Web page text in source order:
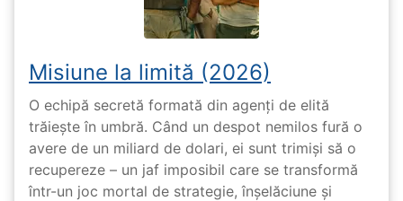
Misiune la limită (2026)
O echipă secretă formată din agenți de elită
trăiește în umbră. Când un despot nemilos fură o
avere de un miliard de dolari, ei sunt trimiși să o
recupereze – un jaf imposibil care se transformă
într-un joc mortal de strategie, înșelăciune și